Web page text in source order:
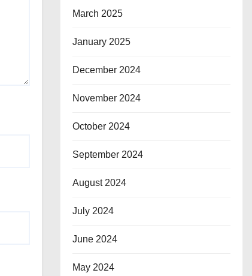
March 2025
January 2025
December 2024
November 2024
October 2024
September 2024
August 2024
July 2024
June 2024
May 2024